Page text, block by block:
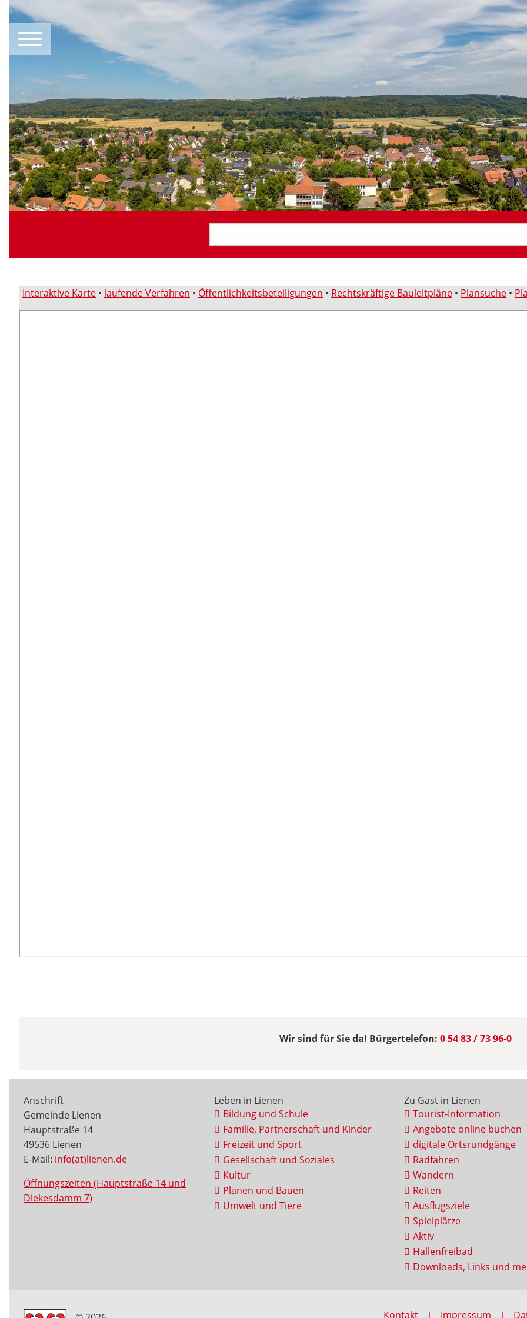
Interaktive Karte • laufende Verfahren • Öffentlichkeitsbeteiligungen • Rechtskräftige Bauleitpläne • Plansuche •
Wir sind für Sie da! Bürgertelefon: 0 54 83 / 73 96-0
Anschrift
Gemeinde Lienen
Hauptstraße 14
49536 Lienen
E-Mail: info(at)lienen.de
Öffnungszeiten (Hauptstraße 14 und
Diekesdamm 7)
Leben in Lienen
Bildung und Schule
Familie, Partnerschaft und Kinder
Freizeit und Sport
Gesellschaft und Soziales
Kultur
Planen und Bauen
Umwelt und Tiere
Zu Gast in Lienen
Tourist-Information
Angebote online buchen
digitale Ortsrundgänge
Radfahren
Wandern
Reiten
Ausflugsziele
Spielplätze
Aktiv
Hallenfreibad
Downloads, Links und
Kontakt Impressum